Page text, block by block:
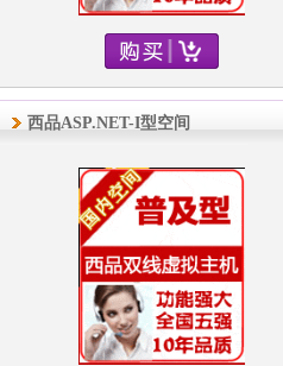
西品ASP.NET-I型空间